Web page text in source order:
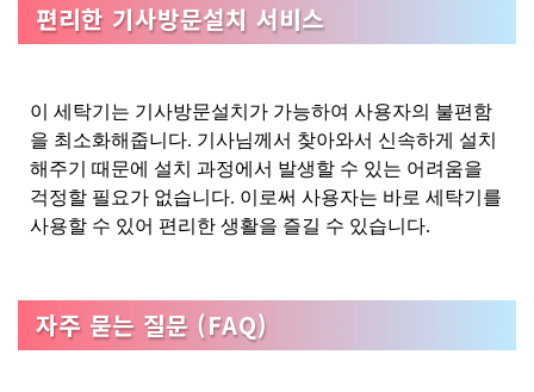
편리한 기사방문설치 서비스
이 세탁기는 기사방문설치가 가능하여 사용자의 불편함
을 최소화해줍니다. 기사님께서 찾아와서 신속하게 설치
해주기 때문에 설치 과정에서 발생할 수 있는 어려움을
걱정할 필요가 없습니다. 이로써 사용자는 바로 세탁기를
사용할 수 있어 편리한 생활을 즐길 수 있습니다.
자주 묻는 질문 (FAQ)